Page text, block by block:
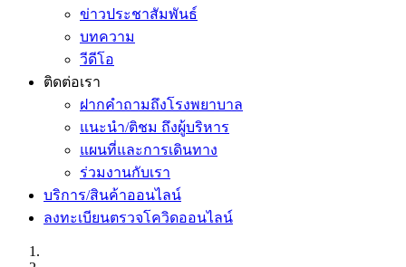
ข่าวประชาสัมพันธ์
บทความ
วีดีโอ
ติดต่อเรา
ฝากคำถามถึงโรงพยาบาล
แนะนำ/ติชม ถึงผู้บริหาร
แผนที่และการเดินทาง
ร่วมงานกับเรา
บริการ/สินค้าออนไลน์
ลงทะเบียนตรวจโควิดออนไลน์